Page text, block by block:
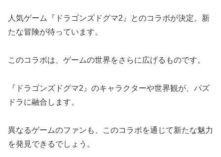
人気ゲーム『ドラゴンズドグマ2』とのコラボが決定。新
たな冒険が待っています。
このコラボは、ゲームの世界をさらに広げるものです。
『ドラゴンズドグマ2』のキャラクターや世界観が、パズ
ドラに融合します。
異なるゲームのファンも、このコラボを通じて新たな魅力
を発見できるでしょう。